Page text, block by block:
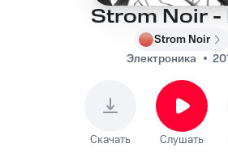
Strom Noir -
Strom Noir
Электроника
Скачать Слушать